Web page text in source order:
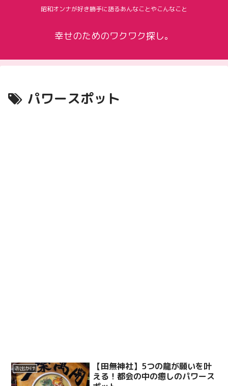
昭和オンナが好き勝手に語るあんなことやこんなこと
幸せのためのワクワク探し。
パワースポット
お出かけ
【田無神社】5つの龍が願いを叶
える！都会の中の癒しのパワース